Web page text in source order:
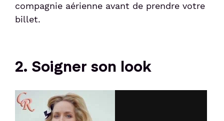
compagnie aérienne avant de prendre votre
billet.
2. Soigner son look